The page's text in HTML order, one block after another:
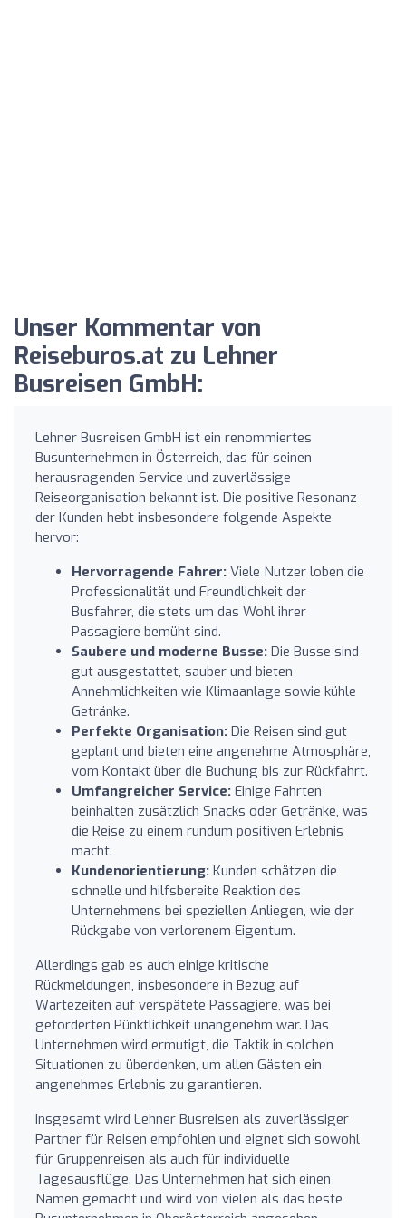
Unser Kommentar von
Reiseburos.at zu Lehner
Busreisen GmbH:
Lehner Busreisen GmbH ist ein renommiertes
Busunternehmen in Österreich, das für seinen
herausragenden Service und zuverlässige
Reiseorganisation bekannt ist. Die positive Resonanz
der Kunden hebt insbesondere folgende Aspekte
hervor:
Hervorragende Fahrer: Viele Nutzer loben die
Professionalität und Freundlichkeit der
Busfahrer, die stets um das Wohl ihrer
Passagiere bemüht sind.
Saubere und moderne Busse: Die Busse sind
gut ausgestattet, sauber und bieten
Annehmlichkeiten wie Klimaanlage sowie kühle
Getränke.
Perfekte Organisation: Die Reisen sind gut
geplant und bieten eine angenehme Atmosphäre,
vom Kontakt über die Buchung bis zur Rückfahrt.
Umfangreicher Service: Einige Fahrten
beinhalten zusätzlich Snacks oder Getränke, was
die Reise zu einem rundum positiven Erlebnis
macht.
Kundenorientierung: Kunden schätzen die
schnelle und hilfsbereite Reaktion des
Unternehmens bei speziellen Anliegen, wie der
Rückgabe von verlorenem Eigentum.
Allerdings gab es auch einige kritische
Rückmeldungen, insbesondere in Bezug auf
Wartezeiten auf verspätete Passagiere, was bei
geforderten Pünktlichkeit unangenehm war. Das
Unternehmen wird ermutigt, die Taktik in solchen
Situationen zu überdenken, um allen Gästen ein
angenehmes Erlebnis zu garantieren.
Insgesamt wird Lehner Busreisen als zuverlässiger
Partner für Reisen empfohlen und eignet sich sowohl
für Gruppenreisen als auch für individuelle
Tagesausflüge. Das Unternehmen hat sich einen
Namen gemacht und wird von vielen als das beste